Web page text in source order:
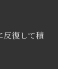
反復して積